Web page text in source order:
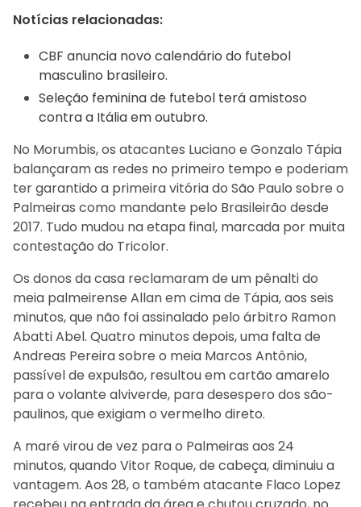
Notícias relacionadas:
CBF anuncia novo calendário do futebol
masculino brasileiro.
Seleção feminina de futebol terá amistoso
contra a Itália em outubro.
No Morumbis, os atacantes Luciano e Gonzalo Tápia
balançaram as redes no primeiro tempo e poderiam
ter garantido a primeira vitória do São Paulo sobre o
Palmeiras como mandante pelo Brasileirão desde
2017. Tudo mudou na etapa final, marcada por muita
contestação do Tricolor.
Os donos da casa reclamaram de um pênalti do
meia palmeirense Allan em cima de Tápia, aos seis
minutos, que não foi assinalado pelo árbitro Ramon
Abatti Abel. Quatro minutos depois, uma falta de
Andreas Pereira sobre o meia Marcos Antônio,
passível de expulsão, resultou em cartão amarelo
para o volante alviverde, para desespero dos são-
paulinos, que exigiam o vermelho direto.
A maré virou de vez para o Palmeiras aos 24
minutos, quando Vitor Roque, de cabeça, diminuiu a
vantagem. Aos 28, o também atacante Flaco Lopez